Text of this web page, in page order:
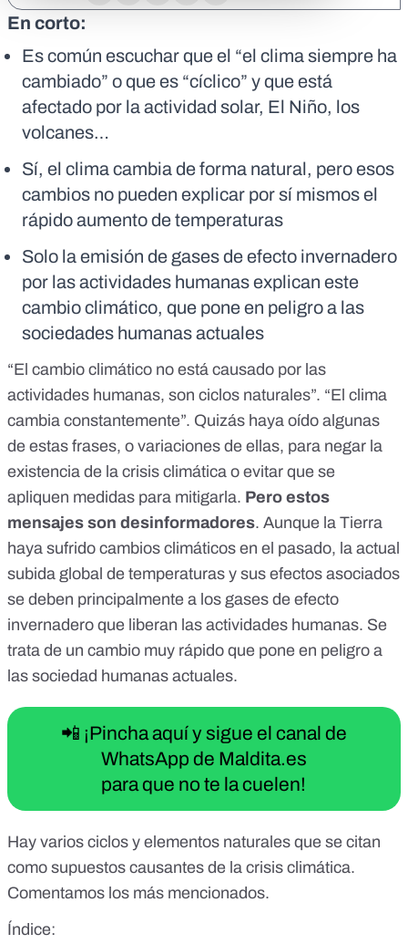
En corto:
Es común escuchar que el “el clima siempre ha
cambiado” o que es “cíclico” y que está
afectado por la actividad solar, El Niño, los
volcanes…
Sí, el clima cambia de forma natural, pero esos
cambios no pueden explicar por sí mismos el
rápido aumento de temperaturas
Solo la emisión de gases de efecto invernadero
por las actividades humanas explican este
cambio climático, que pone en peligro a las
sociedades humanas actuales
“El cambio climático no está causado por las
actividades humanas, son ciclos naturales”. “El clima
cambia constantemente”. Quizás haya oído algunas
de estas frases, o variaciones de ellas, para negar la
existencia de la crisis climática o evitar que se
apliquen medidas para mitigarla. Pero estos
mensajes son desinformadores. Aunque la Tierra
haya sufrido cambios climáticos en el pasado, la actual
subida global de temperaturas y sus efectos asociados
se deben principalmente a los gases de efecto
invernadero que liberan las actividades humanas. Se
trata de un cambio muy rápido que pone en peligro a
las sociedad humanas actuales.
📲 ¡Pincha aquí y sigue el canal de
WhatsApp de Maldita.es
para que no te la cuelen!
Hay varios ciclos y elementos naturales que se citan
como supuestos causantes de la crisis climática.
Comentamos los más mencionados.
Índice: